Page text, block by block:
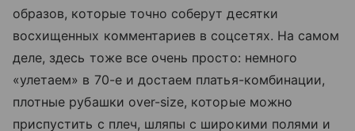
образов, которые точно соберут десятки
восхищенных комментариев в соцсетях. На самом
деле, здесь тоже все очень просто: немного
«улетаем» в 70-е и достаем платья-комбинации,
плотные рубашки over-size, которые можно
приспустить с плеч, шляпы с широкими полями и